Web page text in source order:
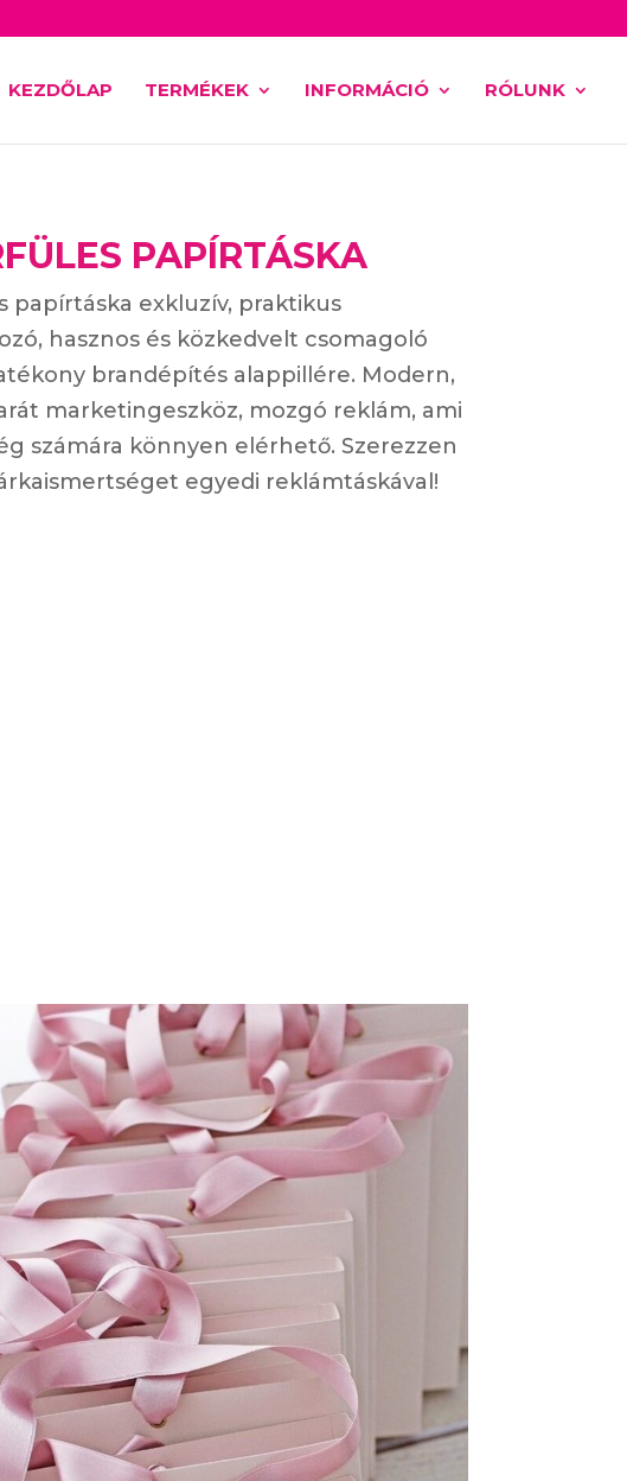
KEZDŐLAP TERMÉKEK INFORMÁCIÓ RÓLUNK
PAPÍRTÁSKA
papírtáska exkluzív, praktikus
hasznos és közkedvelt csomagoló
brandépítés alappillére. Modern,
marketingeszköz, mozgó reklám, ami
számára könnyen elérhető. Szerezzen
egyedi reklámtáskával!